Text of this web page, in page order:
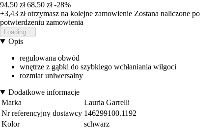
94,50 zł 68,50 zł -28%
+3,43 złotrzymasz na kolejne zamowienie Zostana naliczone po
potwierdzeniu zamowienia
Loading...
Opis
regulowana obwód
wnętrze z gąbki do szybkiego wchłaniania wilgoci
rozmiar uniwersalny
Dodatkowe informacje
Marka
Lauria Garrelli
Nr referencyjny dostawcy 146299100.1192
Kolor
schwarz